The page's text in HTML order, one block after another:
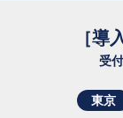
［導
受
東京